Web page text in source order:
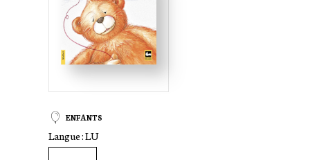
ENFANTS
Langue :LU